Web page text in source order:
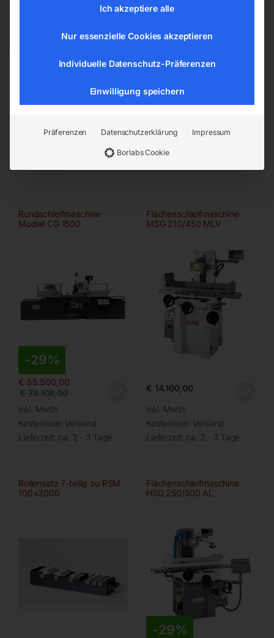
office@elmag.at
Ähnliche Produkte
Rundschleifmaschine
Modell CG 1500
-29%
€ 55.500,00
€78.108,00
inkl. MwSt.
Kostenloser Versand
Lieferzeit: ca. 2 - 3 Tage
Flächenschleifmaschine
MSG 210/450 MLV
€ 14.100,00
inkl. MwSt.
Kostenloser Versand
Lieferzeit: ca. 2 - 3 Tage
Rollensatz 7-teilig zu RSM
100×2000
Flächenschleifmaschine
HSG 250/500 AL
-29%
Ich akzeptiere alle
Nur essenzielle Cookies akzeptieren
Individuelle Datenschutz-Präferenzen
Einwilligung speichern
Präferenzen Datenschutzerklärung Impressum
Borlabs Cookie